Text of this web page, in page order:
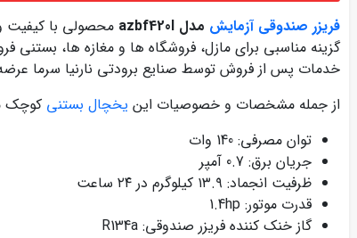
فریزر صندوقی آزمایش مدل azbf420l
محصولی با کیفیت
گزینه مناسبی برای مازل، فروشگاه ها و مغازه ها،
خدمات پس از فروش توسط صنایع برودتی نارنیا سرما
از جمله مشخصات و خصوصیات این یخچال بستنی کوچک
توان مصرفی: 140 وات
جریان برق: 0.7 آمپر
ظرفیت انجماد: ۱۳.۹ کیلوگرم در ۲۴ ساعت
قدرت موتور: 1.4hp
گاز خنک کننده فریزر صندوقی: R134a